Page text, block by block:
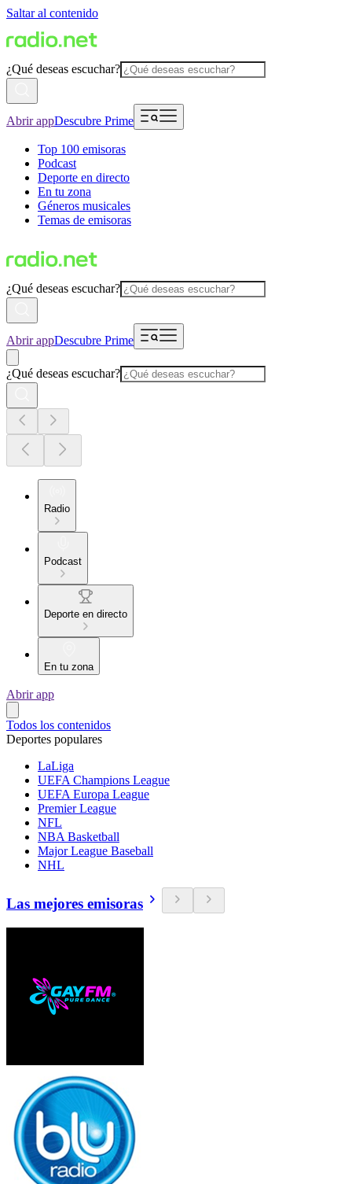
Saltar al contenido
¿Qué deseas escuchar?
Abrir appDescubre Prime
Top 100 emisoras
Podcast
Deporte en directo
En tu zona
Géneros musicales
Temas de emisoras
¿Qué deseas escuchar?
Abrir appDescubre Prime
¿Qué deseas escuchar?
Radio
Podcast
Deporte en directo
En tu zona
Abrir app
Todos los contenidos
Deportes populares
LaLiga
UEFA Champions League
UEFA Europa League
Premier League
NFL
NBA Basketball
Major League Baseball
NHL
Las mejores emisoras